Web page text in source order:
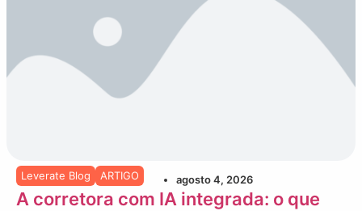
Leverate Blog ARTIGO agosto 4, 2026
A corretora com IA integrada: o que